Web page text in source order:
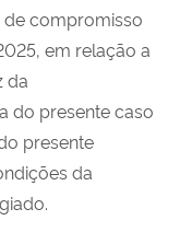
compromisso
em relação a
da
do presente caso
presente
da